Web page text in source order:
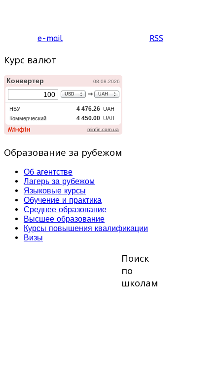
e-mail RSS
Курс валют
Образование за рубежом
Об агентстве
Лагерь за рубежом
Языковые курсы
Обучение и практика
Среднее образование
Высшее образование
Курсы повышения квалификации
Визы
Поиск
по
школам